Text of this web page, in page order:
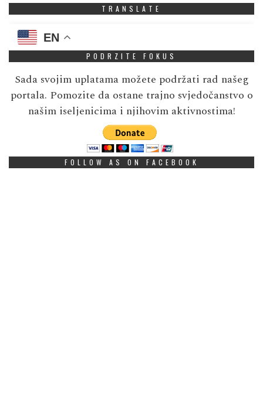
TRANSLATE
EN
PODRZITE FOKUS
Sada svojim uplatama možete podržati rad našeg
portala. Pomozite da ostane trajno svjedočanstvo o
našim iseljenicima i njihovim aktivnostima!
FOLLOW AS ON FACEBOOK